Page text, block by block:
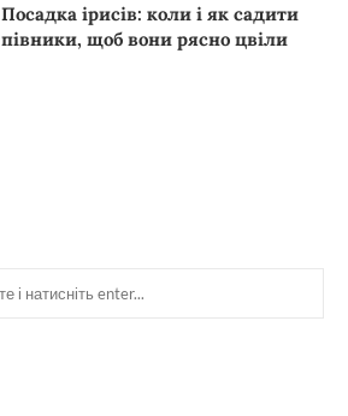
Посадка ірисів: коли і як садити
півники, щоб вони рясно цвіли